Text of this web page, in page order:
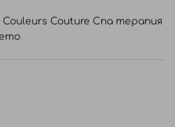
Couleurs Couture Спа терапия